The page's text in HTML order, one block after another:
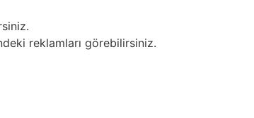
reklamları görebilirsiniz.